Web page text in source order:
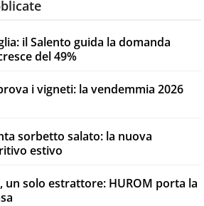
il Salento guida la domanda
del 49%
i vigneti: la vendemmia 2026
sorbetto salato: la nuova
estivo
un solo estrattore: HUROM porta la